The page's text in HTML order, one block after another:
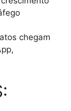
chegam